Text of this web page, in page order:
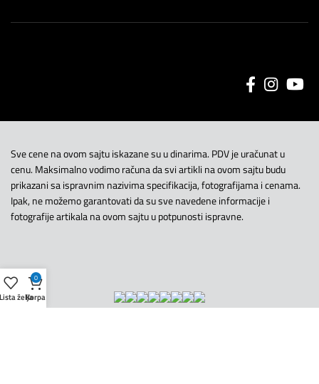
Sve cene na ovom sajtu iskazane su u dinarima. PDV je uračunat u
cenu. Maksimalno vodimo računa da svi artikli na ovom sajtu budu
prikazani sa ispravnim nazivima specifikacija, fotografijama i cenama.
Ipak, ne možemo garantovati da su sve navedene informacije i
fotografije artikala na ovom sajtu u potpunosti ispravne.
želja
0
Korpa